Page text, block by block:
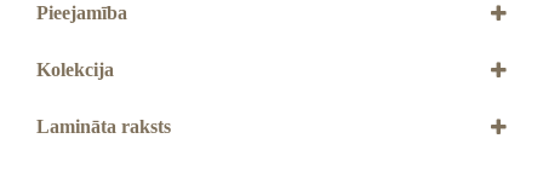
Pieejamība
Kolekcija
Lamināta raksts